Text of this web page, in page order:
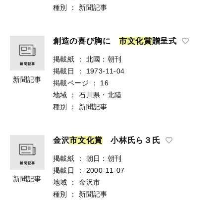
種別
： 新聞記事
新聞記事
創造の喜び胸に市文化賞贈呈式
掲載紙 ：
北國：朝刊
掲載日
：
1973-11-04
掲載ページ
：
16
地域
：
石川県・北陸
種別
： 新聞記事
新聞記事
金沢市文化賞 小林氏ら３氏
掲載紙 ：
朝日：朝刊
掲載日
：
2000-11-07
地域
：
金沢市
種別
： 新聞記事